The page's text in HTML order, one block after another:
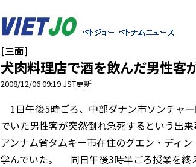
[三面]
犬肉料理店で酒を飲んだ男性客
2008/12/06 09:19 JST更新
1日午後5時ごろ、中部ダナン市ソンチャ
でいた男性客が突然倒れ急死するという出
アンナム省タムキー市在住のグエン・ディ
学んでいた。 同日午後3時半ごろ授業を終